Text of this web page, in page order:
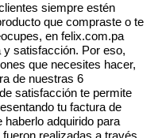
siempre estén
que compraste o te
en felix.com.pa
y satisfacción. Por eso,
que necesites hacer,
de nuestras 6
satisfacción te permite
tu factura de
adquirido para